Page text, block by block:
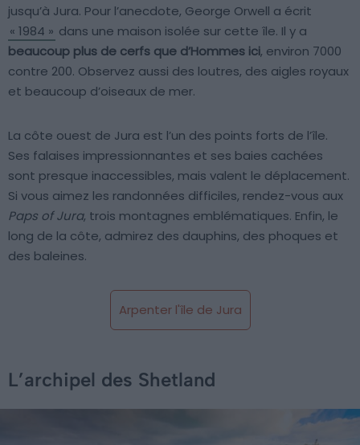
jusqu’à Jura. Pour l’anecdote, George Orwell a écrit
« 1984 » dans une maison isolée sur cette île. Il y a
beaucoup plus de cerfs que d’Hommes ici, environ 7000
contre 200. Observez aussi des loutres, des aigles royaux
et beaucoup d’oiseaux de mer.
La côte ouest de Jura est l’un des points forts de l’île.
Ses falaises impressionnantes et ses baies cachées
sont presque inaccessibles, mais valent le déplacement.
Si vous aimez les randonnées difficiles, rendez-vous aux
Paps of Jura, trois montagnes emblématiques. Enfin, le
long de la côte, admirez des dauphins, des phoques et
des baleines.
Arpenter l'île de Jura
L’archipel des Shetland